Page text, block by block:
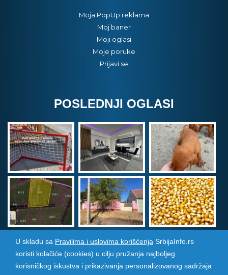
Moja PopUp reklama
Moj baner
Moji oglasi
Moje poruke
Prijavi se
POSLEDNJI OGLASI
Srbija Info©2026. Sva prava zadržana. Pogledajte i
U skladu sa Pravilima i uslovima korišćenja SrbijaInfo.rs
koristi kolačiće (cookies) u cilju pružanja najboljeg
korisničkog iskustva i prikazivanja personalizovanog sadržaja